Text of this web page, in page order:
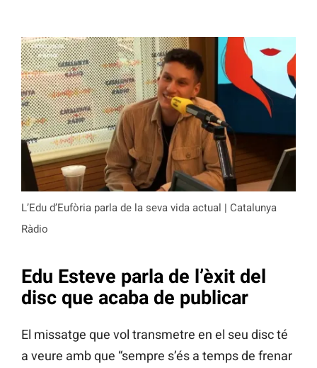
L’Edu d’Eufòria parla de la seva vida actual | Catalunya
Ràdio
Edu Esteve parla de l’èxit del
disc que acaba de publicar
El missatge que vol transmetre en el seu disc té
a veure amb que “sempre s’és a temps de frenar